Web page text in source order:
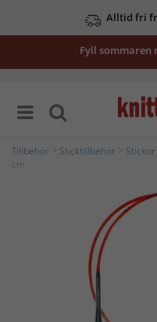
Alltid fri
Fyll sommaren
Tillbehör Sticktillbehör Stickor
cm